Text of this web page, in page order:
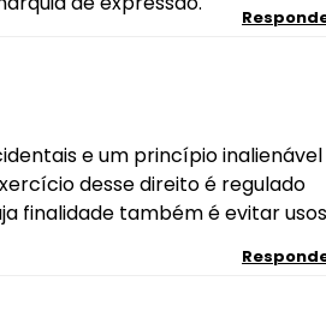
e um princípio inalienável
desse direito é regulado
finalidade também é evitar usos